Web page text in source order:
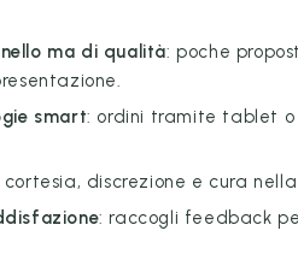
ma di qualità: poche
smart: ordini tramite tablet o
cortesia, discrezione e cura
: raccogli feedback